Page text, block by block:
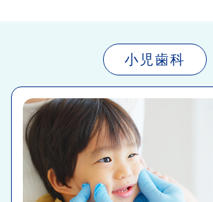
小児歯科